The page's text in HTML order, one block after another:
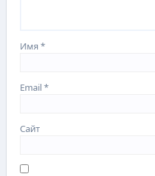
Имя*
Email*
Сайт